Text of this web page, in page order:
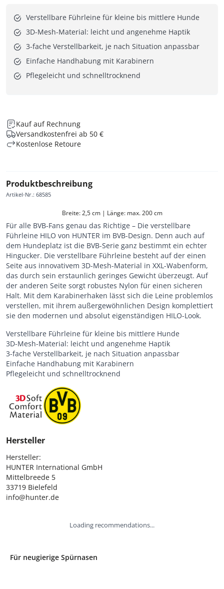
Verstellbare Führleine für kleine bis mittlere Hunde
3D-Mesh-Material: leicht und angenehme Haptik
3-fache Verstellbarkeit, je nach Situation anpassbar
Einfache Handhabung mit Karabinern
Pflegeleicht und schnelltrocknend
Kauf auf Rechnung
Versandkostenfrei ab 50 €
Kostenlose Retoure
Produktbeschreibung
Artikel-Nr.: 68585
Breite: 2,5 cm | Länge: max. 200 cm
Für alle BVB-Fans genau das Richtige – Die verstellbare
Führleine HILO von HUNTER im BVB-Design. Denn auch auf
dem Hundeplatz ist die BVB-Serie ganz bestimmt ein echter
Hingucker. Die verstellbare Führleine besteht auf der einen
Seite aus innovativem 3D-Mesh-Material in XXL-Wabenform,
das durch sein erstaunlich geringes Gewicht überzeugt. Auf
der anderen Seite sorgt robustes Nylon für einen sicheren
Halt. Mit dem Karabinerhaken lässt sich die Leine problemlos
verstellen, mit ihrem außergewöhnlichen Design komplettiert
sie den modernen und absolut eigenständigen HILO-Look.
Verstellbare Führleine für kleine bis mittlere Hunde
3D-Mesh-Material: leicht und angenehme Haptik
3-fache Verstellbarkeit, je nach Situation anpassbar
Einfache Handhabung mit Karabinern
Pflegeleicht und schnelltrocknend
Hersteller
Hersteller:
HUNTER International GmbH
Mittelbreede 5
33719 Bielefeld
info@hunter.de
Loading recommendations...
Für neugierige Spürnasen